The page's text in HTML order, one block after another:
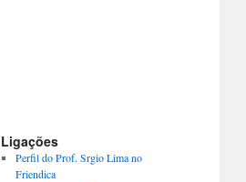
Ligações
Perfil do Prof. Srgio Lima no
Friendica